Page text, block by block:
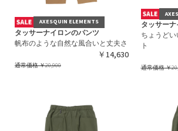
AXESQUIN ELEMENTS
タッサーナイロンのパンツ
帆布のような自然な風合いと丈夫さ
￥14,630
通常価格￥20,900
タッサー
ちょうど
ト
通常価格￥